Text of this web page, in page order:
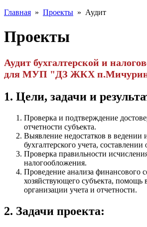
Главная » Проекты » Аудит
Проекты
Аудит бухгалтерской и
для МУП "ДЗ ЖКХ
1. Цели, задачи и
Проверка и подтверждение
отчетности субъекта.
Выявление недостатков в ведении
бухгалтерского учета, составлении
Проверка правильности
налогообложения.
Проведение анализа финансового
хозяйствующего субъекта, помощь
организации учета и отчетности.
2. Задачи проекта: